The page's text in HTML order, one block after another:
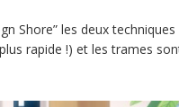
Shore” les deux
rapide !) et les trames